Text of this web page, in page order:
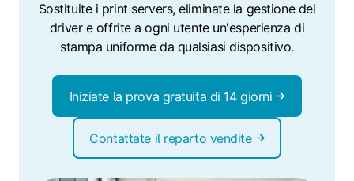
Sostituite i print servers, eliminate la gestione dei
driver e offrite a ogni utente un'esperienza di
stampa uniforme da qualsiasi dispositivo.
Iniziate la prova gratuita di 14 giorni
Contattate il reparto vendite